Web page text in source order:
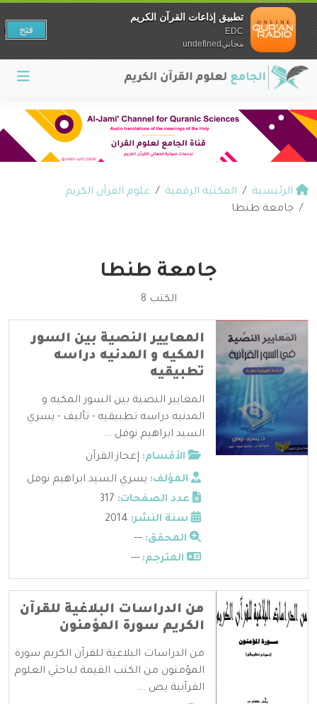
الرئيسية المكتبة الرقمية
علوم القرآن الكريم
جامعة طنطا
جامعة طنطا
الكتب 8
المعايير النصية بين السور
المكيه و المدنيه دراسه
تطبيقيه
المعايير النصية بين السور المكيه و
المدنيه دراسه تطبيقيه - تأليف - يسري
السيد ابراهيم نوفل ...
الأقسام: إعجاز القرآن
المؤلف: يسري السيد ابراهيم نوفل
عدد الصفحات:
سنة النشر:
المحقق: ---
المترجم: ---
من الدراسات البلاغية للقرآن
الكريم سورة المؤمنون
من الدراسات البلاغية للقرآن الكريم سورة
المؤمنون من الكتب القيمة لباحثي العلوم
القرآنية بص ...
تطبيق إذاعات القرآن الكريم
EDC
مجانيundefined
فتح